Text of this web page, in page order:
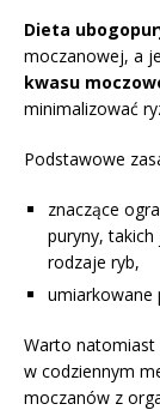
Dieta
moczanowej, a
kwasu
minimalizować
Podstawowe
znaczące
puryny,
rodzaje ryb,
umiarkowane
Warto natomiast
w codziennym
moczanów z